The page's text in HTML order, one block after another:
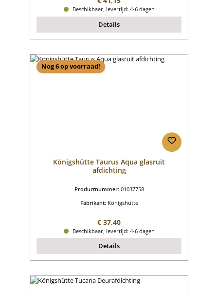
Beschikbaar, levertijd: 4-6 dagen
Details
Nog 6 op voorraad!
Königshütte Taurus Aqua glasruit
afdichting
Productnummer: 01037758
Fabrikant: Königshütte
Normale prijs:
€ 37,40
Beschikbaar, levertijd: 4-6 dagen
Details